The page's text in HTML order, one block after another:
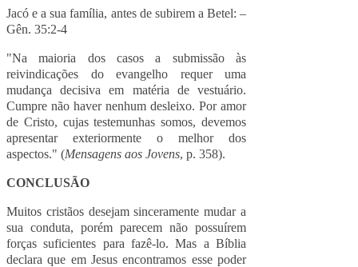
Jacó e a sua família, antes de subirem a Betel: –
Gên. 35:2-4
"Na maioria dos casos a submissão às
reivindicações do evangelho requer uma
mudança decisiva em matéria de vestuário.
Cumpre não haver nenhum desleixo. Por amor
de Cristo, cujas testemunhas somos, devemos
apresentar exteriormente o melhor dos
aspectos." (Mensagens aos Jovens, p. 358).
CONCLUSÃO
Muitos cristãos desejam sinceramente mudar a
sua conduta, porém parecem não possuírem
forças suficientes para fazê-lo. Mas a Bíblia
declara que em Jesus encontramos esse poder